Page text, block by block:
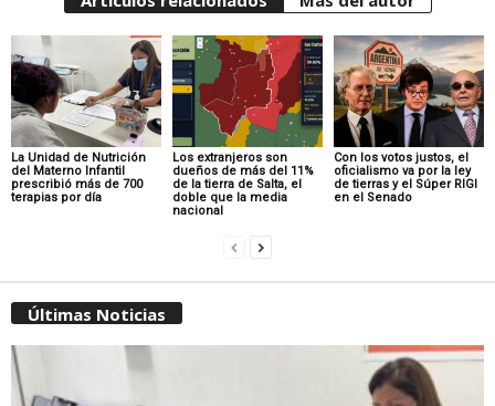
La Unidad de Nutrición
del Materno Infantil
prescribió más de 700
terapias por día
Los extranjeros son
dueños de más del 11%
de la tierra de Salta, el
doble que la media
nacional
Con los votos justos, el
oficialismo va por la ley
de tierras y el Súper RIGI
en el Senado
Últimas Noticias